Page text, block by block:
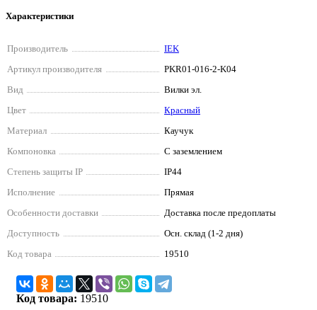
Характеристики
Производитель
IEK
Артикул производителя
PKR01-016-2-K04
Вид
Вилки эл.
Цвет
Красный
Материал
Каучук
Компоновка
С заземлением
Степень защиты IP
IP44
Исполнение
Прямая
Особенности доставки
Доставка после предоплаты
Доступность
Осн. склад (1-2 дня)
Код товара
19510
Код товара: 19510